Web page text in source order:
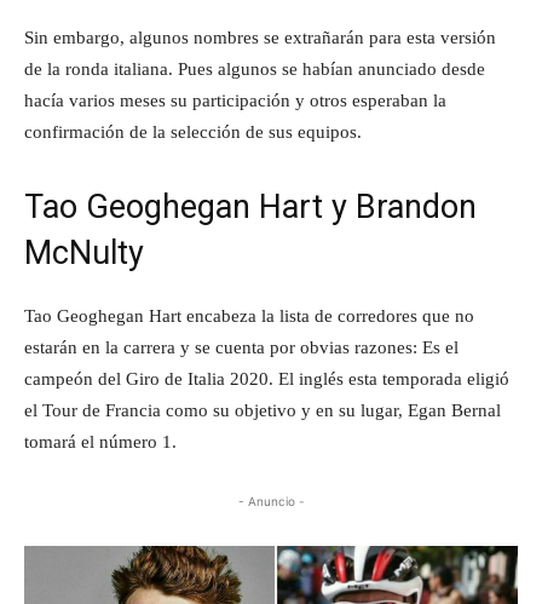
Sin embargo, algunos nombres se extrañarán para esta versión
de la ronda italiana. Pues algunos se habían anunciado desde
hacía varios meses su participación y otros esperaban la
confirmación de la selección de sus equipos.
Tao Geoghegan Hart y Brandon
McNulty
Tao Geoghegan Hart encabeza la lista de corredores que no
estarán en la carrera y se cuenta por obvias razones: Es el
campeón del Giro de Italia 2020. El inglés esta temporada eligió
el Tour de Francia como su objetivo y en su lugar, Egan Bernal
tomará el número 1.
- Anuncio -